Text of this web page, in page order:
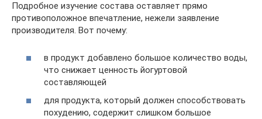
Подробное изучение состава оставляет прямо
противоположное впечатление, нежели заявление
производителя. Вот почему:
в продукт добавлено большое количество воды,
что снижает ценность йогуртовой
составляющей
для продукта, который должен способствовать
похудению, содержит слишком большое